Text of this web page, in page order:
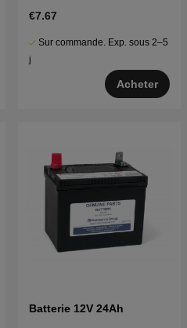
€7.67
Sur commande. Exp. sous 2–5
j
Acheter
Batterie 12V 24Ah